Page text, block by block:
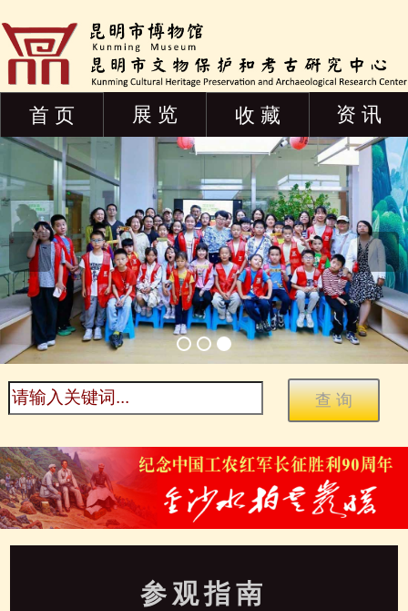
首 页 展 览 收 藏 资 讯
参观指南